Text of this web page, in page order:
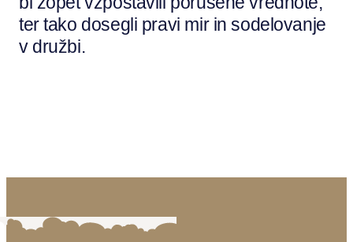
ter tako dosegli pravi mir in sodelovanje
v družbi.